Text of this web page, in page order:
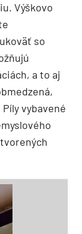
Výškovo
so
a to aj
vybavené